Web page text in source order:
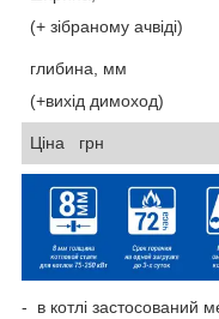
(+ зібраному ачвіді)
глибина, мм
(+вихід димоход)
Ціна грн
- в котлі застосований